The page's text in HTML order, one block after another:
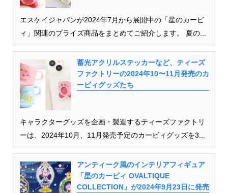
エスケイジャパンが2024年7月から展開中の「星のカービ
ィ」関連のプライズ商品をまとめてご紹介します。 夏の...
蓄光アクリルステッカーなど、ティーズ
ファクトリーの2024年10〜11月発売のカ
ービィグッズたち
キャラクターグッズを企画・製造するティーズファクトリ
ーは、2024年10月、11月発売予定のカービィグッズを3...
アンティーク風のインテリアフィギュア
「星のカービィ OVALTIQUE
COLLECTION」が2024年9月23日に発売